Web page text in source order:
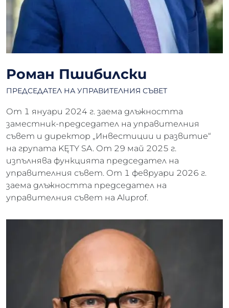
Роман Пшибилски
ПРЕДСЕДАТЕЛ НА УПРАВИТЕЛНИЯ СЪВЕТ
От 1 януари 2024 г. заема длъжността
заместник-председател на управителния
съвет и директор „Инвестиции и развитие“
на групата KĘTY SA. От 29 май 2025 г.
изпълнява функцията председател на
управителния съвет. От 1 февруари 2026 г.
заема длъжността председател на
управителния съвет на Aluprof.